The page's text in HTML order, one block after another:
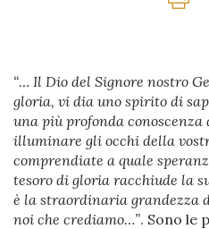
“… Il Dio del Signore nostro
gloria, vi dia uno spirito di
una più profonda conoscenza
illuminare gli occhi della
comprendiate a quale
tesoro di gloria racchiude la
è la straordinaria grandezza
noi che crediamo…”. Sono le